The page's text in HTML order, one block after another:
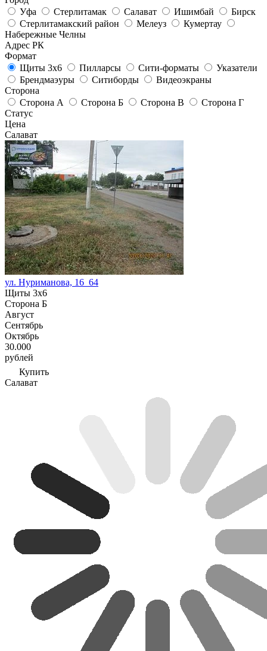
Уфа
Стерлитамак Салават Ишимбай
Бирск
Стерлитамакский район
Мелеуз
Кумертау
Набережные Челны
Адрес РК
Формат
Щиты 3х6
Пилларсы Сити-форматы
Указатели
Брендмаэуры
Ситиборды
Видеоэкраны
Сторона
Сторона А
Сторона Б Сторона В
Сторона Г
Статус
Цена
Салават
ул. Нуриманова, 16_64
Щиты 3х6
Сторона Б
Август
Сентябрь
Октябрь
30.000
рублей
Купить
Салават